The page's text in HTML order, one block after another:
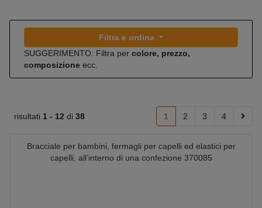
Filtra e ordina
SUGGERIMENTO: Filtra per colore, prezzo,
composizione ecc.
risultati 1 - 12 di 38 1 2 3 4
Bracciale per bambini, fermagli per capelli ed elastici per
capelli, all’interno di una confezione 370085